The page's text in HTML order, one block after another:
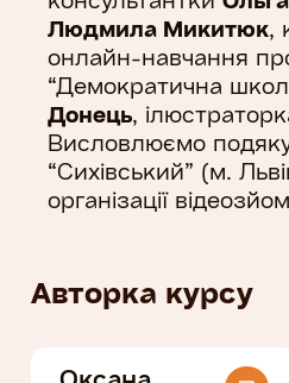
Людмила Микитюк,
онлайн-навчання
“Демократична
Донець,
Висловлюємо
“Сихівський” (м.
організації
Авторка курсу